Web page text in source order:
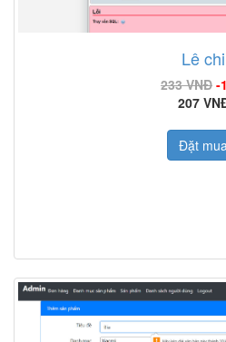
Lê chi
233 VNĐ -
207
Đặt